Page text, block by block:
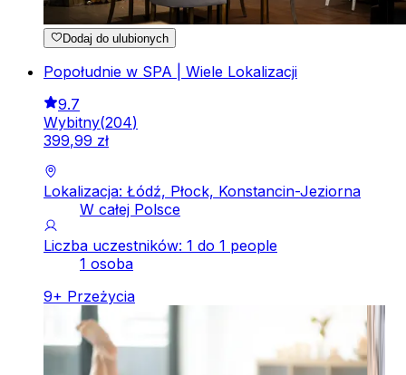
Dodaj do ulubionych
Popołudnie w SPA | Wiele Lokalizacji
9.7
Wybitny(204)
399,99 zł
Lokalizacja: Łódź, Płock, Konstancin-Jeziorna
W całej Polsce
Liczba uczestników: 1 do 1 people
1 osoba
9+ Przeżycia